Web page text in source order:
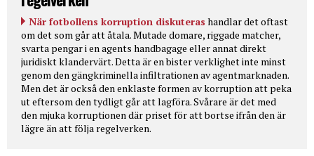
När fotbollens korruption diskuteras handlar det oftast
om det som går att åtala. Mutade domare, riggade matcher,
svarta pengar i en agents handbagage eller annat direkt
juridiskt klandervärt. Detta är en bister verklighet inte minst
genom den gängkriminella infiltrationen av agentmarknaden.
Men det är också den enklaste formen av korruption att peka
ut eftersom den tydligt går att lagföra. Svårare är det med
den mjuka korruptionen där priset för att bortse ifrån den är
lägre än att följa regelverken.